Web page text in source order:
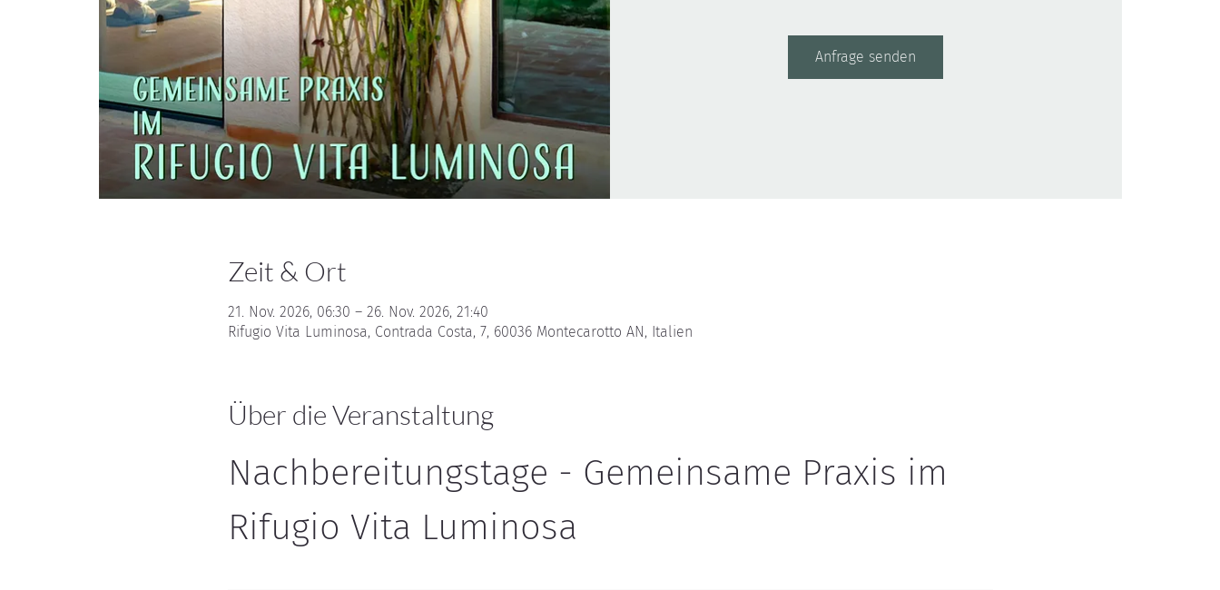
Anfrage senden
Zeit & Ort
21. Nov. 2026, 06:30 – 26. Nov. 2026, 21:40
Rifugio Vita Luminosa, Contrada Costa, 7, 60036 Montecarotto AN, Italien
Über die Veranstaltung
Nachbereitungstage - Gemeinsame Praxis im
Rifugio Vita Luminosa